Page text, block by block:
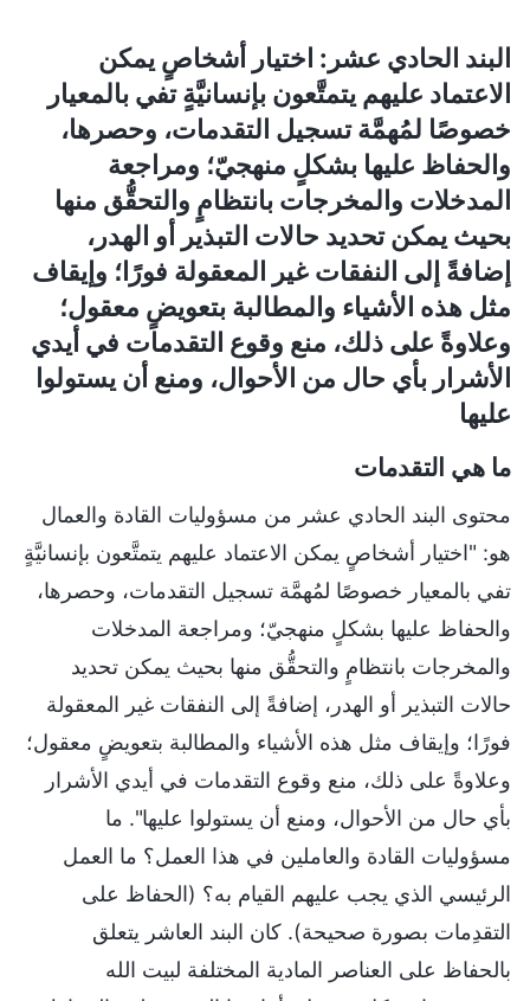
البند الحادي عشر: اختيار أشخاصٍ يمكن
الاعتماد عليهم يتمتَّعون بإنسانيَّةٍ تفي بالمعيار
خصوصًا لمُهمَّة تسجيل التقدمات، وحصرها،
والحفاظ عليها بشكلٍ منهجيّ؛ ومراجعة
المدخلات والمخرجات بانتظامٍ والتحقُّق منها
بحيث يمكن تحديد حالات التبذير أو الهدر،
إضافةً إلى النفقات غير المعقولة فورًا؛ وإيقاف
مثل هذه الأشياء والمطالبة بتعويضٍ معقول؛
وعلاوةً على ذلك، منع وقوع التقدمات في أيدي
الأشرار بأي حال من الأحوال، ومنع أن يستولوا
عليها
ما هي التقدمات
محتوى البند الحادي عشر من مسؤوليات القادة والعمال
هو: "اختيار أشخاصٍ يمكن الاعتماد عليهم يتمتَّعون بإنسانيَّةٍ
تفي بالمعيار خصوصًا لمُهمَّة تسجيل التقدمات، وحصرها،
والحفاظ عليها بشكلٍ منهجيّ؛ ومراجعة المدخلات
والمخرجات بانتظامٍ والتحقُّق منها بحيث يمكن تحديد
حالات التبذير أو الهدر، إضافةً إلى النفقات غير المعقولة
فورًا؛ وإيقاف مثل هذه الأشياء والمطالبة بتعويضٍ معقول؛
وعلاوةً على ذلك، منع وقوع التقدمات في أيدي الأشرار
بأي حال من الأحوال، ومنع أن يستولوا عليها". ما
مسؤوليات القادة والعاملين في هذا العمل؟ ما العمل
الرئيسي الذي يجب عليهم القيام به؟ (الحفاظ على
التقدِمات بصورة صحيحة). كان البند العاشر يتعلق
بالحفاظ على العناصر المادية المختلفة لبيت الله